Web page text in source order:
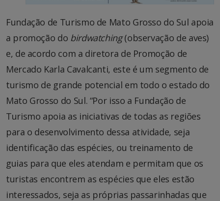
Fundação de Turismo de Mato Grosso do Sul apoia
a promoção do birdwatching(observação de aves)
e, de acordo com a diretora de Promoção de
Mercado Karla Cavalcanti, este é um segmento de
turismo de grande potencial em todo o estado do
Mato Grosso do Sul. “Por isso a Fundação de
Turismo apoia as iniciativas de todas as regiões
para o desenvolvimento dessa atividade, seja
identificação das espécies, ou treinamento de
guias para que eles atendam e permitam que os
turistas encontrem as espécies que eles estão
interessados, seja as próprias passarinhadas que